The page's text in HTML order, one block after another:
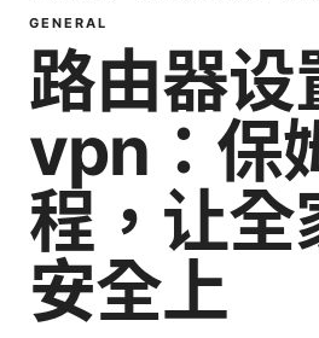
GENERAL
路由器设
vpn：保
程，让全
安全上